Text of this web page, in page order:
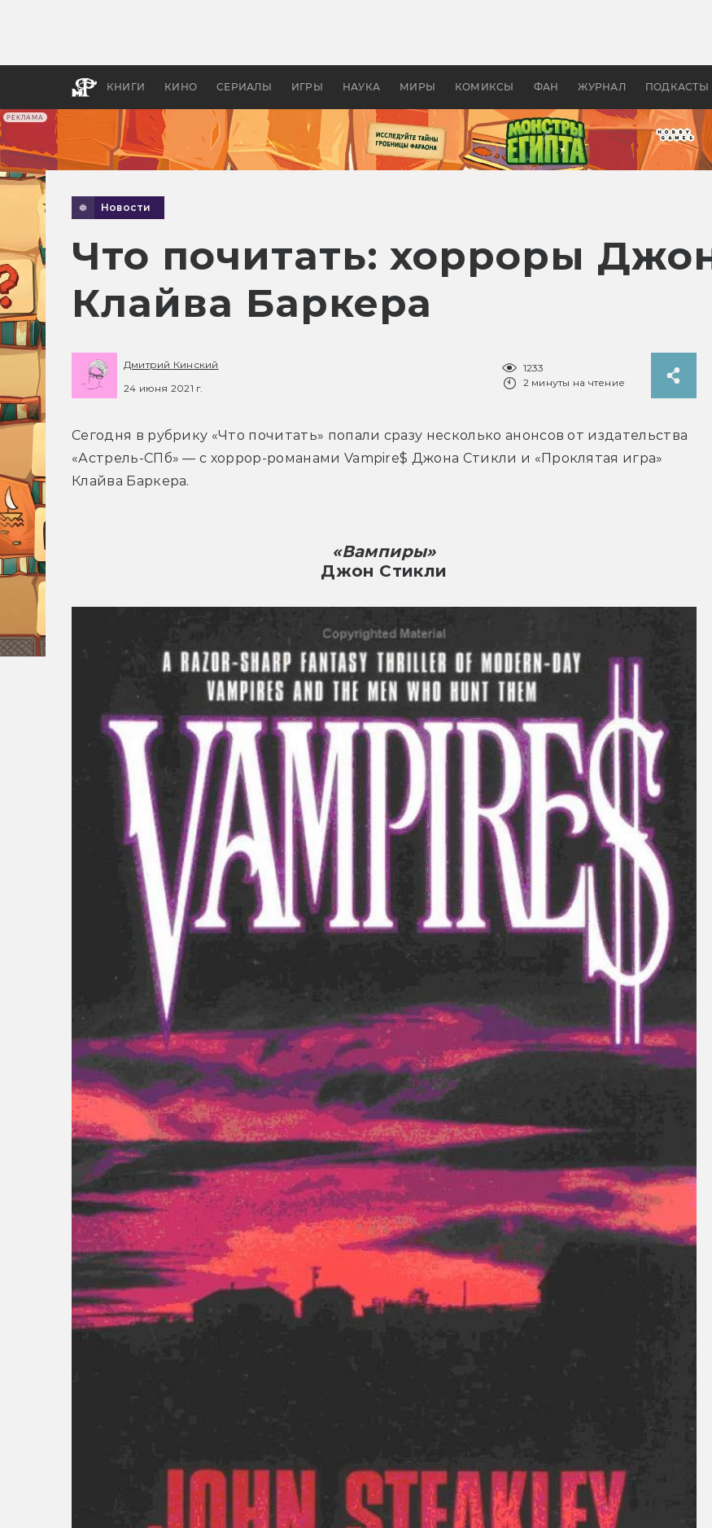
РЕКЛАМА
КНИГИ КИНО СЕРИАЛЫ ИГРЫ НАУКА МИРЫ КОМИКСЫ ФАН ЖУРНАЛ ПОДКАСТЫ
бы «Властелина колец»
Древней Грецией
Новости
Что почитать: хорроры
Клайва Баркера
Дмитрий Кинский
24 июня 2021 г.
1233
2 минуты на чтение
Сегодня в рубрику «Что почитать» попали сразу несколько анонсов от издательства
«Астрель-СПб» — с хоррор-романами Vampire$ Джона Стикли и «Проклятая игра»
Клайва Баркера.
«Вампиры»
Джон Стикли